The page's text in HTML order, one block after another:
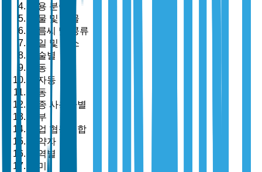
응용 분야별
곡물 및 곡물
기름씨 및 콩류
과일 및 채소
기술별
수동
반자동
자동
최종 사용자별
농부
농업 협동조합
계약자
지역별
북미